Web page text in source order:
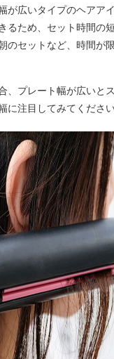
が広いタイプのヘアア
るため、セット時間の
のセットなど、時間が
、プレート幅が広いと
に注目してみてください